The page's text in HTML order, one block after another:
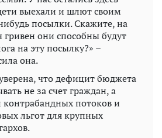
выехали и шлют своим
посылки. Скажите, на
они способны будут
на эту посылку?» –
она.
что дефицит бюджета
не за счет граждан, а
потоков и
льгот для крупных